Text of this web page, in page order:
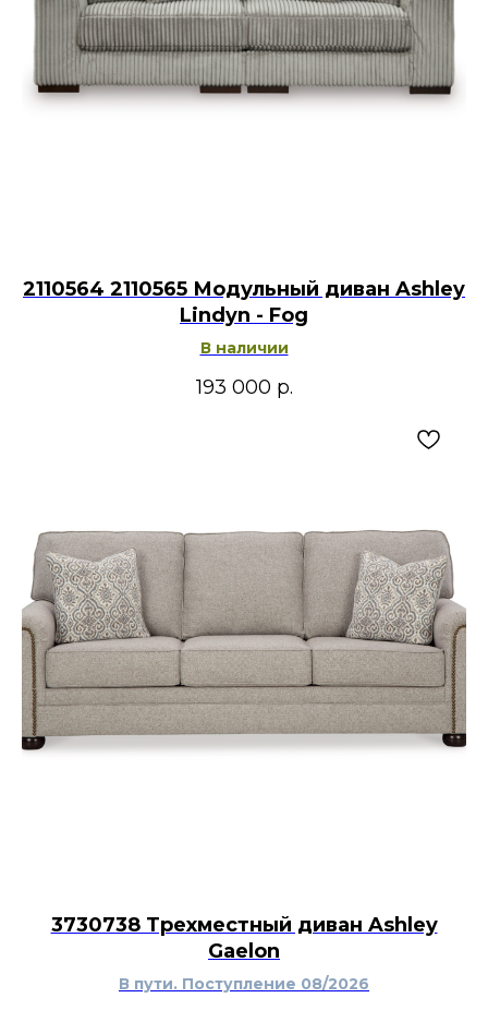
2110564 2110565 Модульный диван Ashley
Lindyn - Fog
В наличии
193 000 р.
3730738 Трехместный диван Ashley
Gaelon
В пути. Поступление 08/2026